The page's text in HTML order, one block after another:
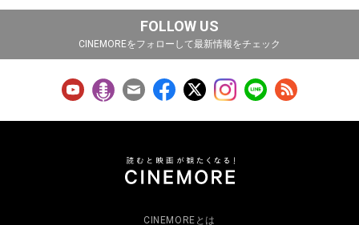
FOLLOW US
CINEMOREをフォローして最新情報をチェック
CINEMOREとは